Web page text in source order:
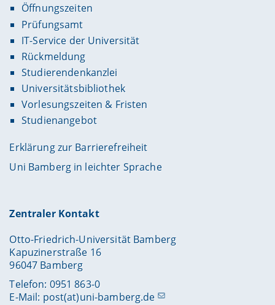
Öffnungszeiten
Prüfungsamt
IT-Service der Universität
Rückmeldung
Studierendenkanzlei
Universitätsbibliothek
Vorlesungszeiten & Fristen
Studienangebot
Erklärung zur Barrierefreiheit
Uni Bamberg in leichter Sprache
Zentraler Kontakt
Otto-Friedrich-Universität Bamberg
Kapuzinerstraße 16
96047 Bamberg
Telefon: 0951 863-0
E-Mail: post(at)uni-bamberg.de